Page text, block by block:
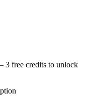
3 free credits to unlock